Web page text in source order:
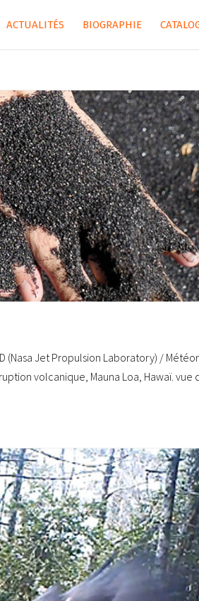
ACTUALITÉS BIOGRAPHIE
(Nasa Jet Propulsion Laboratory) /
volcanique, Mauna Loa, Hawaï. vue